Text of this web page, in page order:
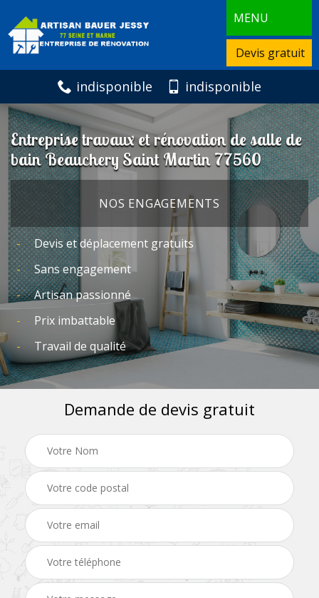
MENU
Devis gratuit
indisponible indisponible
Entreprise travaux et rénovation de salle de
bain Beauchery Saint Martin 77560
NOS ENGAGEMENTS
Devis et déplacement gratuits
Sans engagement
Artisan passionné
Prix imbattable
Travail de qualité
Demande de devis gratuit